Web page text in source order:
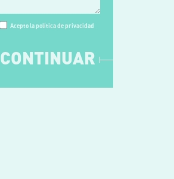
Acepto la política de privacidad
CONTINUAR